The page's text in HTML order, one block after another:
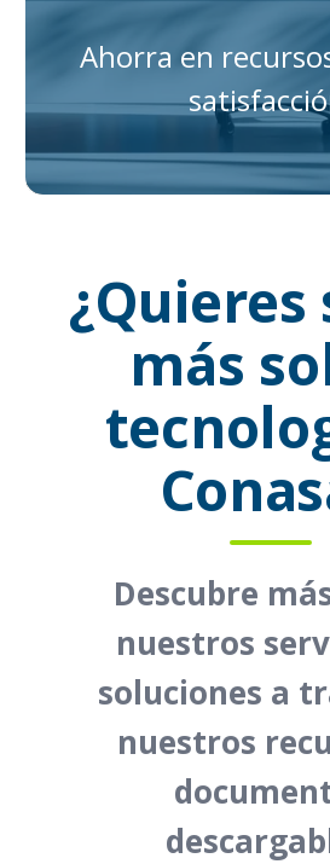
Ahorra en
¿Quieres
más
Descubre
nuestros
soluciones a
nuestros